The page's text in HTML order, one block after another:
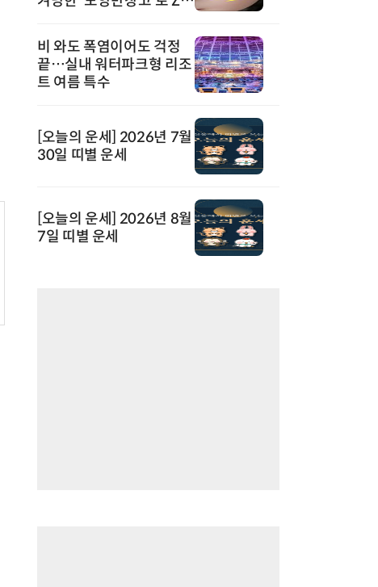
비 와도 폭염이어도 걱정
끝…실내 워터파크형 리조
트 여름 특수
[오늘의 운세] 2026년 7월
30일 띠별 운세
[오늘의 운세] 2026년 8월
7일 띠별 운세